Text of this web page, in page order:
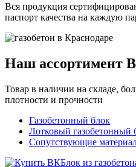
Вся продукция
паспорт качества на каждую
Наш ассортимент
Товар в наличии на складе,
плотности и прочности
Газобетонный блок
Лотковый газобетонный
Сопутствующие